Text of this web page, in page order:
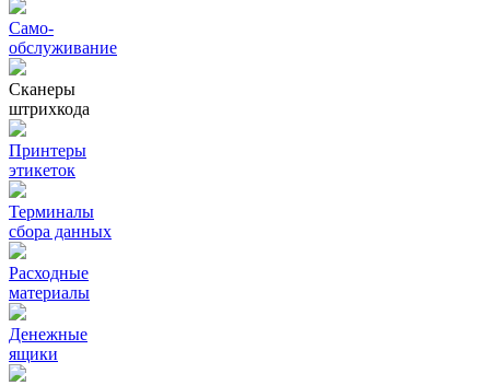
Само-
обслуживание
Сканеры
штрихкода
Принтеры
этикеток
Терминалы
сбора данных
Расходные
материалы
Денежные
ящики